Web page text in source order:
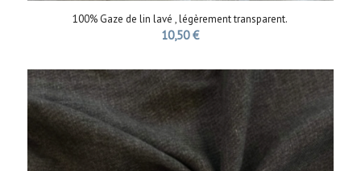
100% Gaze de lin lavé , légèrement transparent.
10,50€